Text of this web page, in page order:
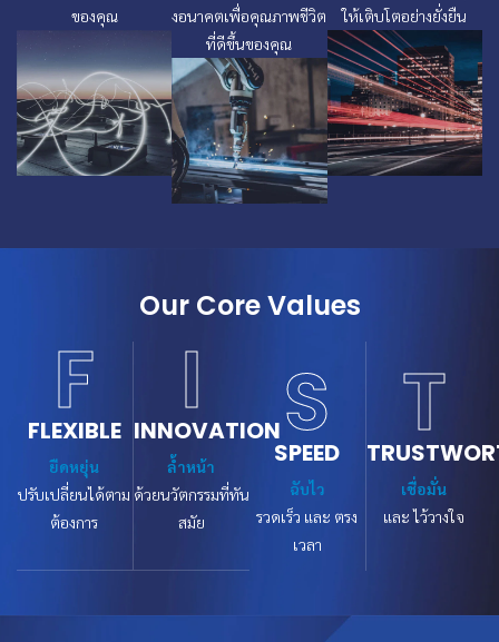
ของคุณ
งอนาคตเพื่อคุณภาพชีวิต
ที่ดีขึ้นของคุณ
ให้เติบโตอย่างยั่งยืน
Our Core Values
F
FLEXIBLE
ยืดหยุ่น
ปรับเปลี่ยนได้ตาม
ต้องการ
I
INNOVATION
ล้ำหน้า
ด้วยนวัตกรรมที่ทัน
สมัย
S
SPEED
ฉับไว
รวดเร็ว และ ตรง
เวลา
T
เชื่อมั่น
และ ไว้วางใจ